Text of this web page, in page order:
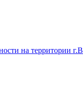
на территории